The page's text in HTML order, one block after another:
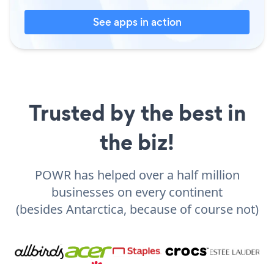
See apps in action
Trusted by the best in
the biz!
POWR has helped over a half million
businesses on every continent
(besides Antarctica, because of course not)